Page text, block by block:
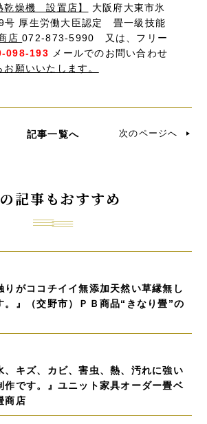
乾燥機 設置店】
大阪府大東市氷
号 厚生労働大臣認定 畳一級技能
店072-873-5990 又は、フリー
098-193
メールでのお問い合わせ
お願いいたします。
記事一覧へ 次のページへ
記事もおすすめ
りがココチイイ無添加天然い草縁無し
。』（交野市）ＰＢ商品“きなり畳”の
、キズ、カビ、害虫、熱、汚れに強い
作です。』ユニット家具オーダー畳ベ
商店